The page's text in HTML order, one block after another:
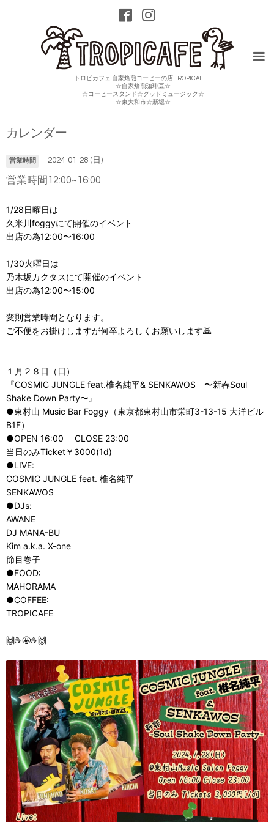
トロピカフェ 自家焙煎コーヒーの店 TROPICAFE
☆自家焙煎珈琲豆☆
☆コーヒースタンド☆グッドミュージック☆
☆東大和市☆新堀☆
カレンダー
営業時間 2024-01-28 (日)
営業時間12:00~16:00
1/28日曜日は
久米川foggyにて開催のイベント
出店の為12:00〜16:00
1/30火曜日は
乃木坂カクタスにて開催のイベント
出店の為12:00〜15:00
変則営業時間となります。
ご不便をお掛けしますが何卒よろしくお願いします🙇
１月２８日（日）
『COSMIC JUNGLE feat.椎名純平& SENKAWOS 〜新春Soul
Shake Down Party〜』
●東村山 Music Bar Foggy（東京都東村山市栄町3-13-15 大洋ビル
B1F）
●OPEN 16:00 CLOSE 23:00
当日のみTicket￥3000(1d)
●LIVE:
COSMIC JUNGLE feat. 椎名純平
SENKAWOS
●DJs:
AWANE
DJ MANA-BU
Kim a.k.a. X-one
節目巻子
●FOOD:
MAHORAMA
●COFFEE:
TROPICAFE
🙌☕️🤩☕️🙌